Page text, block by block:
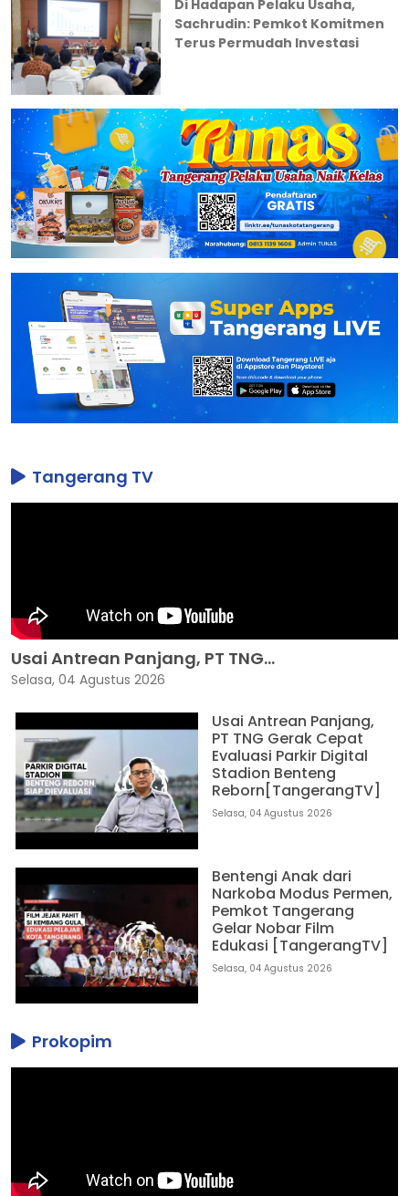
Di Hadapan Pelaku Usaha,
Sachrudin: Pemkot Komitmen
Terus Permudah Investasi
Tangerang TV
Usai Antrean Panjang, PT TNG...
Selasa, 04 Agustus 2026
Usai Antrean Panjang,
PT TNG Gerak Cepat
Evaluasi Parkir Digital
Stadion Benteng
Reborn[TangerangTV]
Selasa, 04 Agustus 2026
Bentengi Anak dari
Narkoba Modus Permen,
Pemkot Tangerang
Gelar Nobar Film
Edukasi [TangerangTV]
Selasa, 04 Agustus 2026
Prokopim